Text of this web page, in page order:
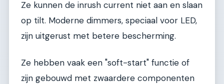
Ze kunnen de inrush current niet aan en slaan
op tilt. Moderne dimmers, speciaal voor LED,
zijn uitgerust met betere bescherming.
Ze hebben vaak een "soft-start" functie of
zijn gebouwd met zwaardere componenten